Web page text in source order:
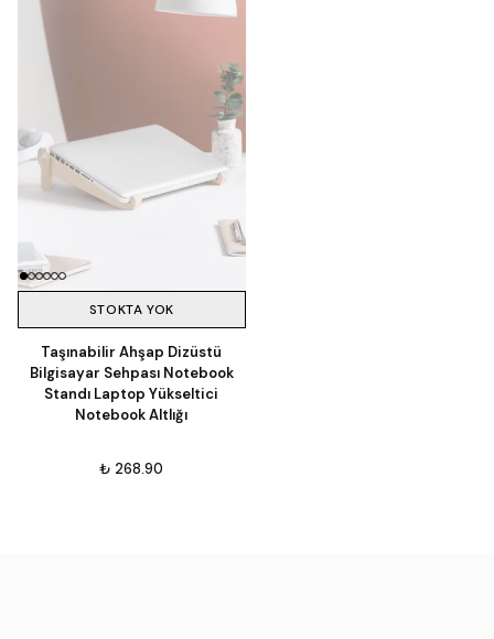
STOKTA YOK
Taşınabilir Ahşap Dizüstü
Bilgisayar Sehpası Notebook
Standı Laptop Yükseltici
Notebook Altlığı
₺ 268.90